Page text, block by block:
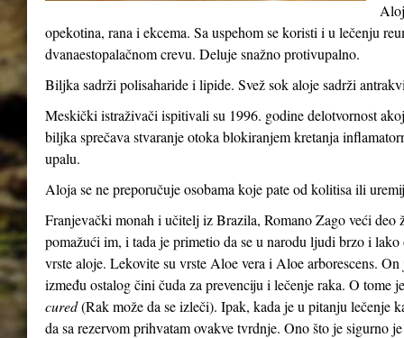
opekotina, rana i ekcema. Sa uspehom se koristi i u lečenju
dvanaestopalačnom crevu. Deluje snažno protivupalno.
Biljka sadrži polisaharide i lipide. Svež sok aloje sadrži
Meskički istraživači ispitivali su 1996. godine delotvornost
biljka sprečava stvaranje otoka blokiranjem kretanja
upalu.
Aloja se ne preporučuje osobama koje pate od kolitisa ili
Franjevački monah i učitelj iz Brazila, Romano Zago veći deo
pomažući im, i tada je primetio da se u narodu ljudi brzo i
vrste aloje. Lekovite su vrste Aloe vera i Aloe arborescens.
između ostalog čini čuda za prevenciju i lečenje raka. O
cured(Rak može da se izleči). Ipak, kada je u pitanju lečenje
da sa rezervom prihvatam ovakve tvrdnje. Ono što je sigurno